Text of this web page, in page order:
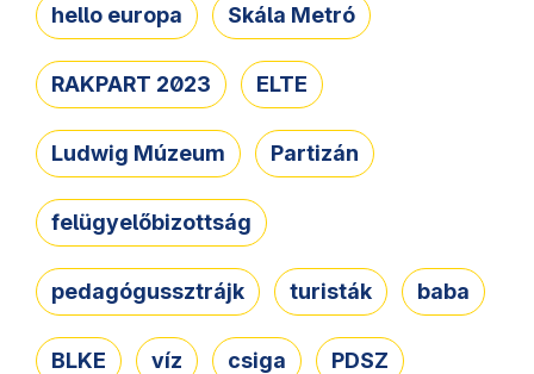
hello europa Skála Metró
RAKPART 2023 ELTE
Ludwig Múzeum Partizán
felügyelőbizottság
pedagógussztrájk turisták baba
BLKE víz csiga PDSZ